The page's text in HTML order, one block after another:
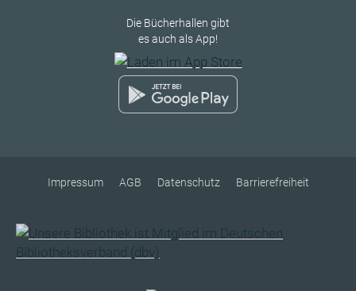
Die Bücherhallen gibt
es auch als App!
Impressum AGB Datenschutz Barrierefreiheit